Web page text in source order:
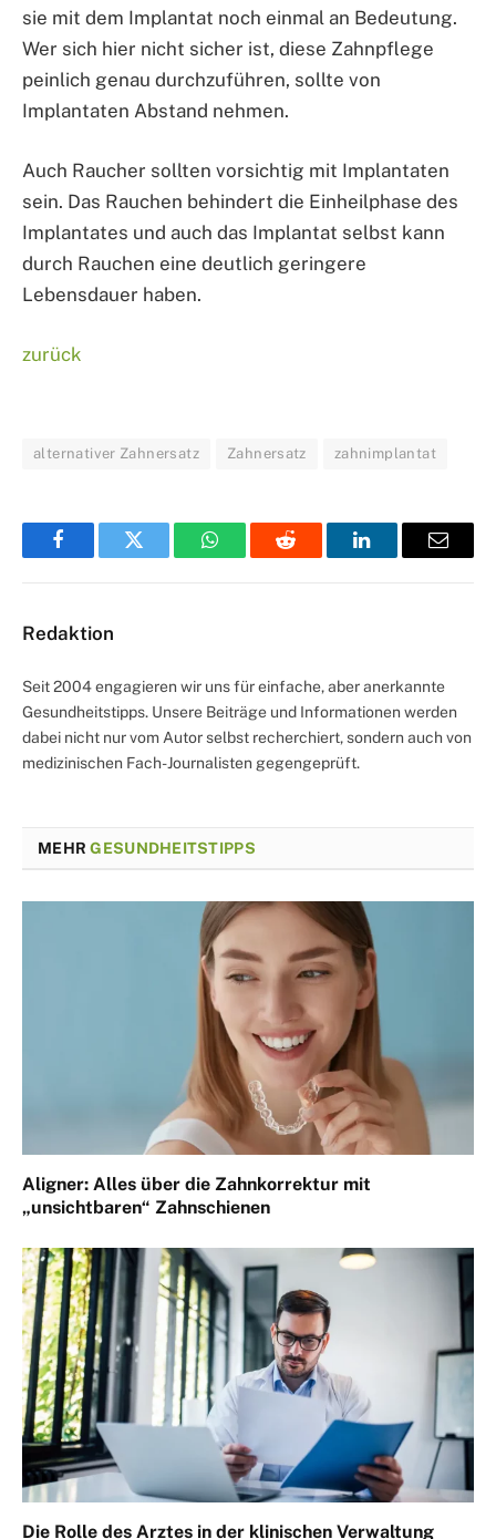
sie mit dem Implantat noch einmal an Bedeutung.
Wer sich hier nicht sicher ist, diese Zahnpflege
peinlich genau durchzuführen, sollte von
Implantaten Abstand nehmen.
Auch Raucher sollten vorsichtig mit Implantaten
sein. Das Rauchen behindert die Einheilphase des
Implantates und auch das Implantat selbst kann
durch Rauchen eine deutlich geringere
Lebensdauer haben.
zurück
alternativer Zahnersatz Zahnersatz zahnimplantat
FacebookTwitter WhatsAppReddit LinkedInEmail
Redaktion
Seit 2004 engagieren wir uns für einfache, aber anerkannte
Gesundheitstipps. Unsere Beiträge und Informationen werden
dabei nicht nur vom Autor selbst recherchiert, sondern auch von
medizinischen Fach-Journalisten gegengeprüft.
MEHRGESUNDHEITSTIPPS
Aligner: Alles über die Zahnkorrektur mit
„unsichtbaren“ Zahnschienen
Die Rolle des Arztes in der klinischen Verwaltung